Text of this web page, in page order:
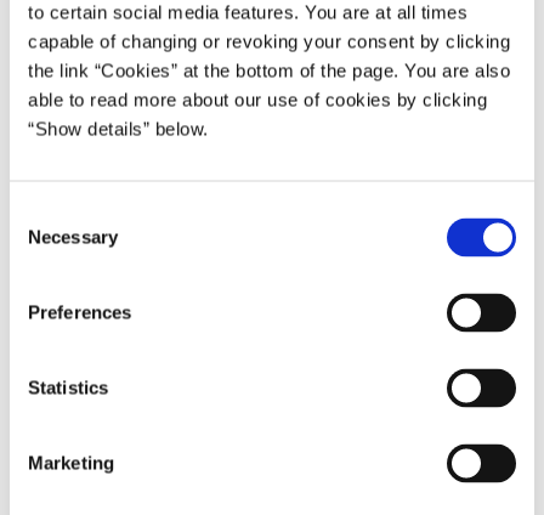
to certain social media features. You are at all times
capable of changing or revoking your consent by clicking
the link “Cookies” at the bottom of the page. You are also
able to read more about our use of cookies by clicking
“Show details” below.
Necessary
Preferences
Statistics
Marketing